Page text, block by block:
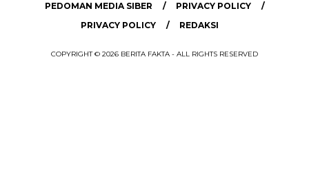
PEDOMAN MEDIA SIBER
PRIVACY POLICY
PRIVACY POLICY
REDAKSI
COPYRIGHT © 2026 BERITA FAKTA - ALL RIGHTS RESERVED